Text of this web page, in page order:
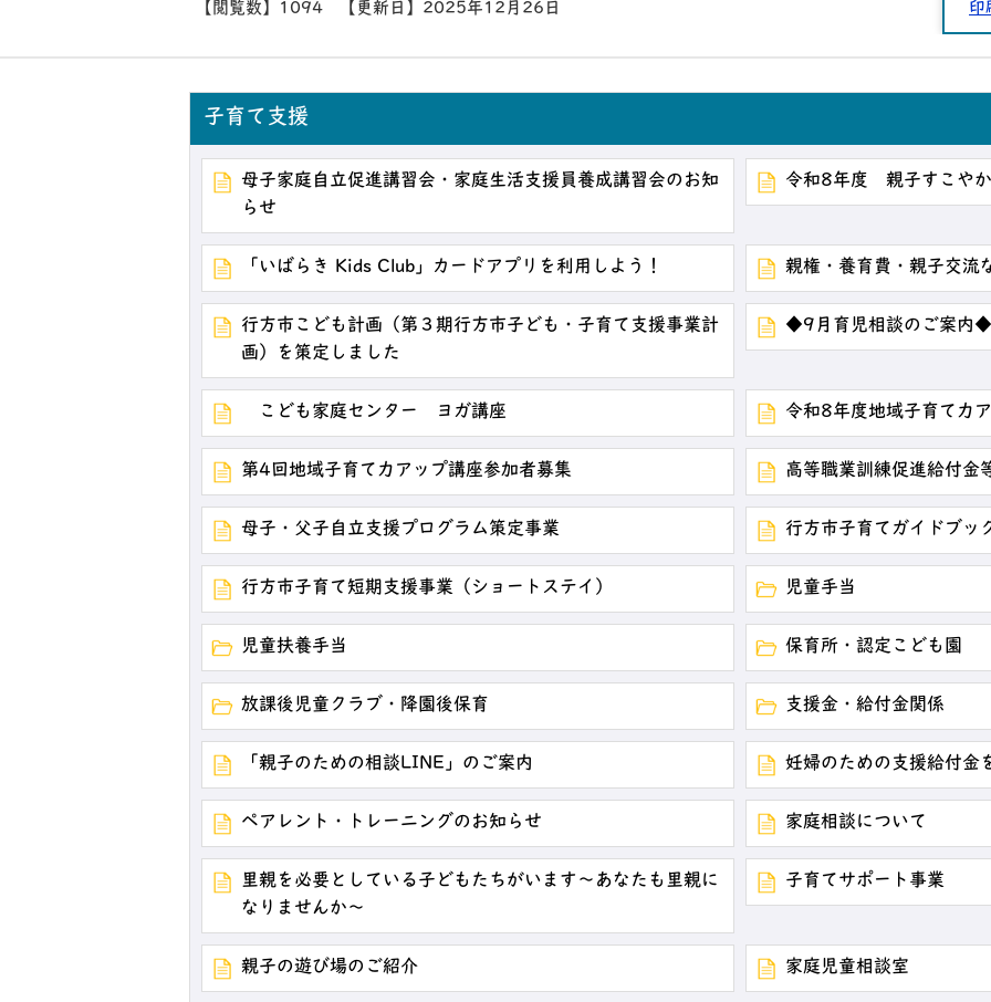
【閲覧数】 1094 【更新日】 2025年12月26日 印
子育て支援
母子家庭自立促進講習会・家庭生活支援員養成講習会のお知
らせ
令和8年度 親子すこや
「いばらき Kids Club」カードアプリを利用しよう！ 親権・養育費・親子交流
行方市こども計画（第３期行方市子ども・子育て支援事業計
画）を策定しました
◆9月育児相談のご案内
こども家庭センター ヨガ講座 令和8年度地域子育て力
第4回地域子育て力アップ講座参加者募集 高等職業訓練促進給付金
母子・父子自立支援プログラム策定事業 行方市子育てガイドブッ
行方市子育て短期支援事業（ショートステイ） 児童手当
児童扶養手当 保育所・認定こども園
放課後児童クラブ・降園後保育 支援金・給付金関係
「親子のための相談LINE」のご案内 妊婦のための支援給付金
ペアレント・トレーニングのお知らせ 家庭相談について
里親を必要としている子どもたちがいます～あなたも里親に
なりませんか～
子育てサポート事業
親子の遊び場のご紹介 家庭児童相談室